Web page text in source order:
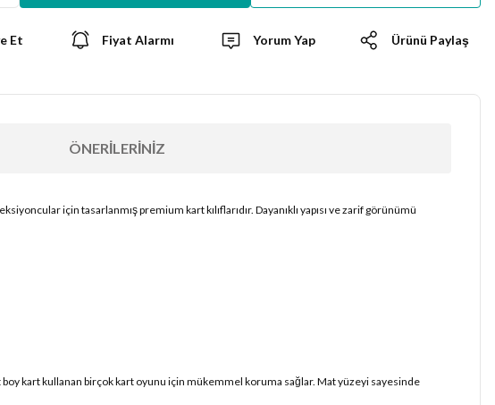
Et Fiyat Alarmı Yorum Yap Ürünü Paylaş
ÖNERILERINIZ
için tasarlanmış premium kart kılıflarıdır. Dayanıklı yapısı ve zarif görünümü
kart kullanan birçok kart oyunu için mükemmel koruma sağlar. Mat yüzeyi sayesinde